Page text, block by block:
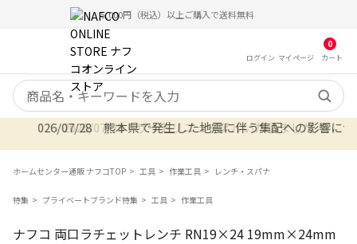
5,000円（税込）以上ご購入で送料無料
ログイン マイ ページ
0
カート
検索キーワード
2026/07/28 熊本県で発生した地震に伴う集配への影響につい
2026/07/28 サイトリニューアルいたしました
ホームセンター通販 ナフコTOP 工具 作業工具 レンチ・スパナ
特集 プライベートブランド特集 工具 作業工具
ナフコ 両口ラチェットレンチ RN19×24 19mm×24mm